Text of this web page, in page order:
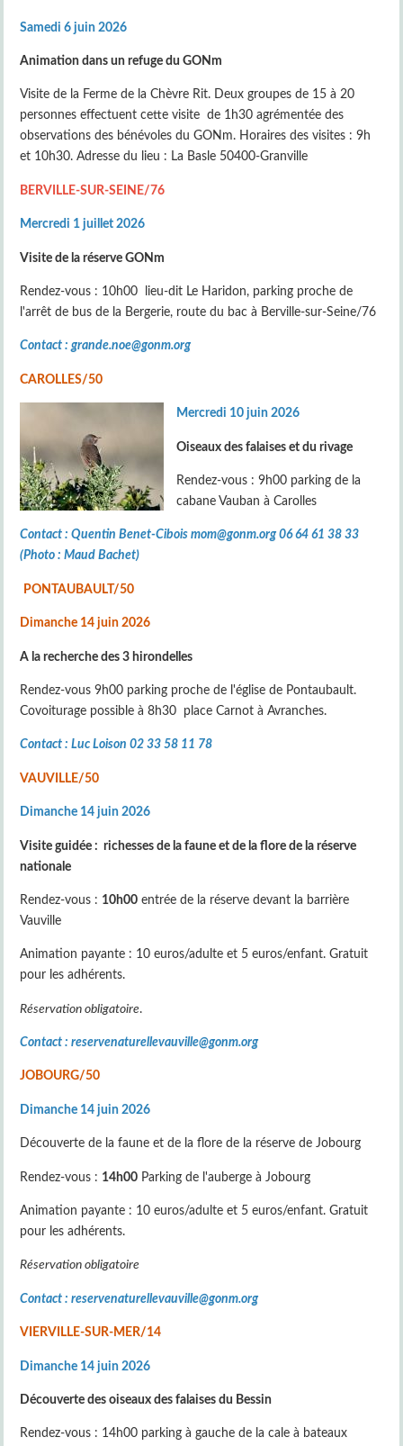
Samedi 6 juin 2026
Animation dans un refuge du GONm
Visite de la Ferme de la Chèvre Rit. Deux groupes de 15 à 20
personnes effectuent cette visite de 1h30 agrémentée des
observations des bénévoles du GONm. Horaires des visites : 9h
et 10h30. Adresse du lieu : La Basle 50400-Granville
BERVILLE-SUR-SEINE/76
Mercredi 1 juillet 2026
Visite de la réserve GONm
Rendez-vous : 10h00 lieu-dit Le Haridon, parking proche de
l'arrêt de bus de la Bergerie, route du bac à Berville-sur-Seine/76
Contact : grande.noe@gonm.org
CAROLLES/50
Mercredi 10 juin 2026
Oiseaux des falaises et du rivage
Rendez-vous : 9h00 parking de la
cabane Vauban à Carolles
Contact : Quentin Benet-Cibois mom@gonm.org 06 64 61 38 33
(Photo : Maud Bachet)
PONTAUBAULT/50
Dimanche 14 juin 2026
A la recherche des 3 hirondelles
Rendez-vous 9h00 parking proche de l'église de Pontaubault.
Covoiturage possible à 8h30 place Carnot à Avranches.
Contact : Luc Loison 02 33 58 11 78
VAUVILLE/50
Dimanche 14 juin 2026
Visite guidée : richesses de la faune et de la flore de la réserve
nationale
Rendez-vous : 10h00 entrée de la réserve devant la barrière
Vauville
Animation payante : 10 euros/adulte et 5 euros/enfant. Gratuit
pour les adhérents.
Réservation obligatoire.
Contact : reservenaturellevauville@gonm.org
JOBOURG/50
Dimanche 14 juin 2026
Découverte de la faune et de la flore de la réserve de Jobourg
Rendez-vous : 14h00 Parking de l'auberge à Jobourg
Animation payante : 10 euros/adulte et 5 euros/enfant. Gratuit
pour les adhérents.
Réservation obligatoire
Contact : reservenaturellevauville@gonm.org
VIERVILLE-SUR-MER/14
Dimanche 14 juin 2026
Découverte des oiseaux des falaises du Bessin
Rendez-vous : 14h00 parking à gauche de la cale à bateaux